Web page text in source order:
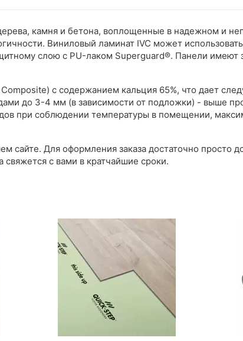
камня и бетона, воплощенные в надежном и
Виниловый ламинат IVC может
слою с PU-лаком Superguard®. Панели имеют
с содержанием кальция 65%, что дает
до 3-4 мм (в зависимости от подложки) - выше
при соблюдении температуры в помещении,
Для оформления заказа достаточно просто
с вами в кратчайшие сроки.